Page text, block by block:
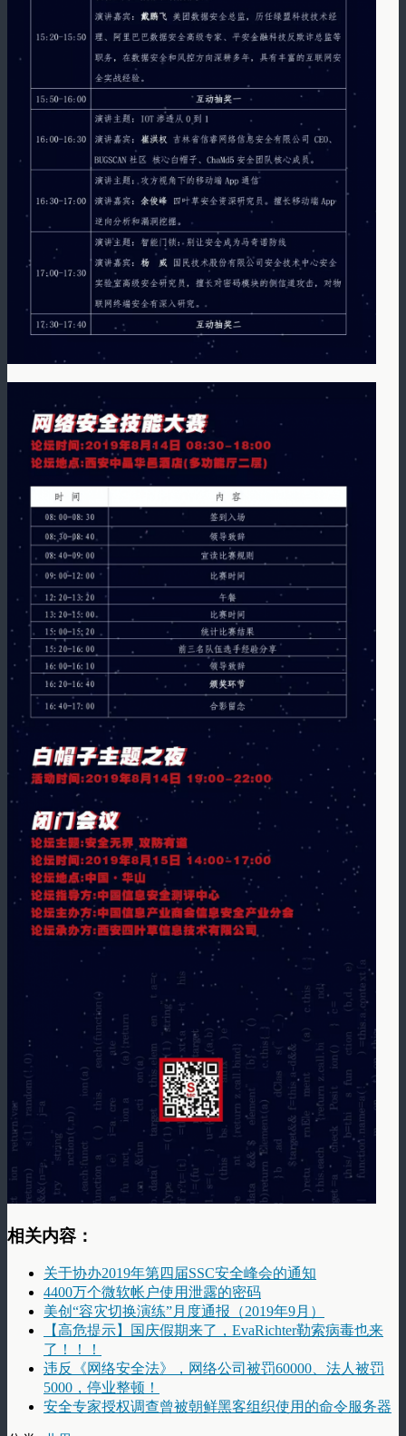
相关内容：
关于协办2019年第四届SSC安全峰会的通知
4400万个微软帐户使用泄露的密码
美创“容灾切换演练”月度通报（2019年9月）
【高危提示】国庆假期来了，EvaRichter勒索病毒也来
了！！！
违反《网络安全法》，网络公司被罚60000、法人被罚
5000，停业整顿！
安全专家授权调查曾被朝鲜黑客组织使用的命令服务器